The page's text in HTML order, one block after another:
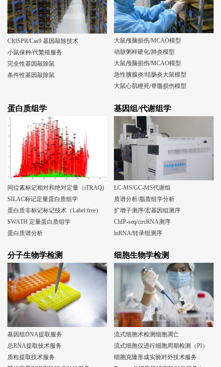
CRISPR/Cas9 基因敲除技术
小鼠保种/代繁殖服务
完全性基因敲除鼠
条件性基因敲除鼠
大鼠颅脑损伤/MCAO模型
动脉粥样硬化/肺炎模型
大鼠颅脑损伤/MCAO模型
急性胰腺炎/结肠炎大鼠模型
大鼠心肌梗死/脊髓损伤模型
蛋白质组学
同位素标记相对和绝对定量（iTRAQ)
SILAC标记定量蛋白质组学
蛋白质非标记标记技术（Label free）
SWATH 定量蛋白质组学
蛋白质谱分析
基因组/代谢组学
LC-MS/GC-MS代谢组
质谱分析/脂质组学分析
扩增子测序/宏基因组测序
ChIP-seq/circRNA测序
lnRNA/转录组测序
分子生物学检测
基因组DNA提取服务
总RNA提取技术服务
质粒提取技术服务
细胞生物学检测
流式细胞术检测细胞凋亡
流式细胞仪进行细胞周期检测（PI）
细胞克隆形成实验对外技术服务